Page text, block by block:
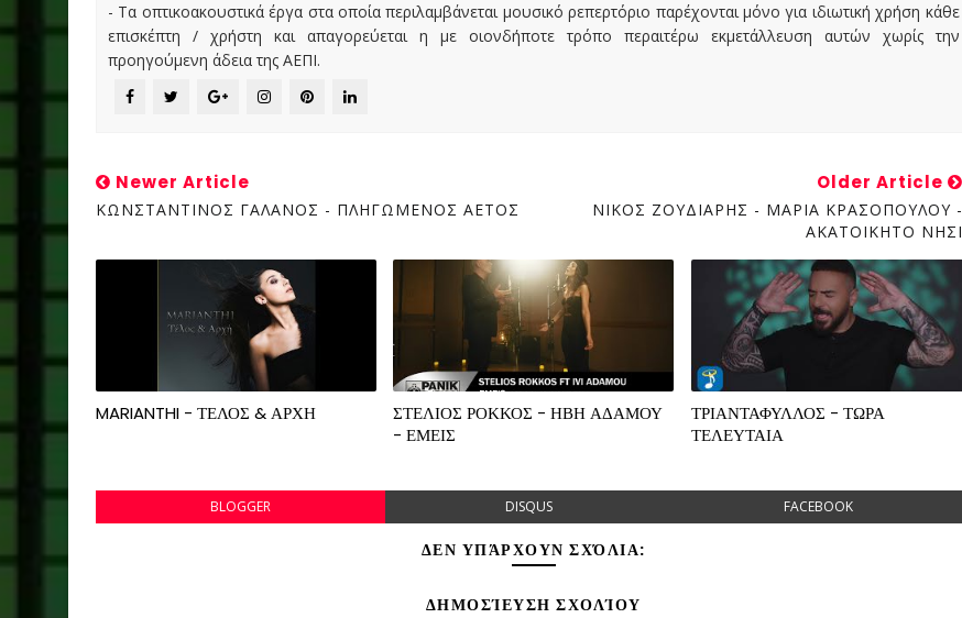
- Τα οπτικοακουστικά έργα στα οποία περιλαμβάνεται μουσικό ρεπερτόριο παρέχονται μόνο για ιδιωτική χρήση κάθε
επισκέπτη / χρήστη και απαγορεύεται η με οιονδήποτε τρόπο περαιτέρω εκμετάλλευση αυτών χωρίς την
προηγούμενη άδεια της ΑΕΠΙ.
Newer Article
ΚΩΝΣΤΑΝΤΙΝΟΣ ΓΑΛΑΝΟΣ - ΠΛΗΓΩΜΕΝΟΣ ΑΕΤΟΣ
Older Article
ΝΙΚΟΣ ΖΟΥΔΙΑΡΗΣ - ΜΑΡΙΑ ΚΡΑΣΟΠΟΥΛΟΥ -
ΑΚΑΤΟΙΚΗΤΟ ΝΗΣΙ
MARIANTHI - ΤΕΛΟΣ & ΑΡΧΗ
ΣΤΕΛΙΟΣ ΡΟΚΚΟΣ - ΗΒΗ ΑΔΑΜΟΥ
- ΕΜΕΙΣ
ΤΡΙΑΝΤΑΦΥΛΛΟΣ - ΤΩΡΑ
ΤΕΛΕΥΤΑΙΑ
BLOGGER DISQUS FACEBOOK
ΔΕΝ ΥΠΆΡΧΟΥΝ ΣΧΌΛΙΑ:
ΔΗΜΟΣΊΕΥΣΗ ΣΧΟΛΊΟΥ